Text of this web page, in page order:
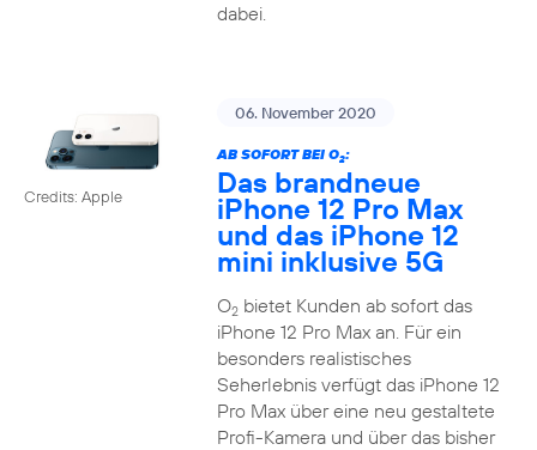
dabei.
Credits: Apple
06. November 2020
AB SOFORT BEI O2:
Das brandneue
iPhone 12 Pro Max
und das iPhone 12
mini inklusive 5G
O2bietet Kunden ab sofort das
iPhone 12 Pro Max an. Für ein
besonders realistisches
Seherlebnis verfügt das iPhone 12
Pro Max über eine neu gestaltete
Profi-Kamera und über das bisher